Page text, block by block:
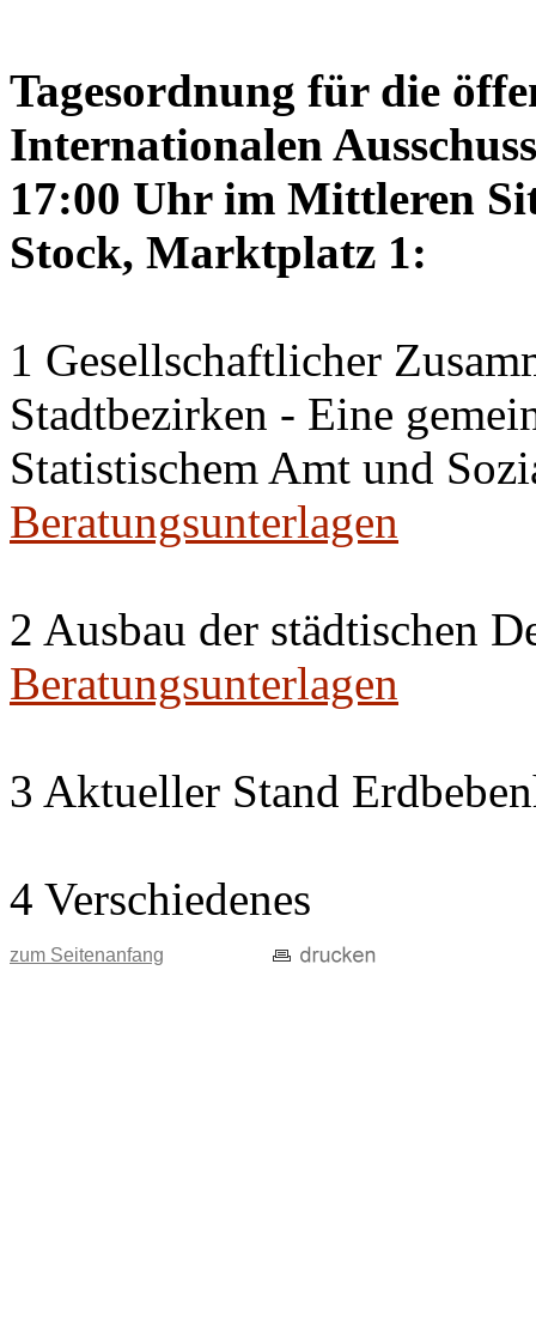
Tagesordnung für die
Internationalen
17:00 Uhr im Mittleren
Stock, Marktplatz 1:
1 Gesellschaftlicher
Stadtbezirken - Eine
Statistischem Amt und
Beratungsunterlagen
2 Ausbau der städtischen
Beratungsunterlagen
3 Aktueller Stand
4 Verschiedenes
zum Seitenanfang